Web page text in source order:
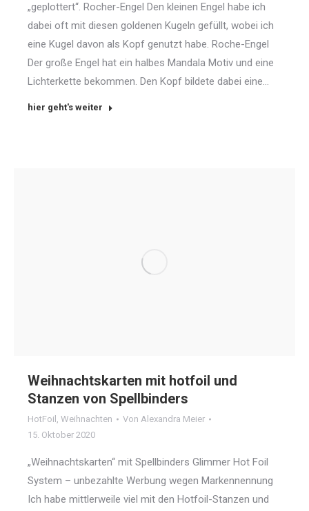
„geplottert“. Rocher-Engel Den kleinen Engel habe ich
dabei oft mit diesen goldenen Kugeln gefüllt, wobei ich
eine Kugel davon als Kopf genutzt habe. Roche-Engel
Der große Engel hat ein halbes Mandala Motiv und eine
Lichterkette bekommen. Den Kopf bildete dabei eine…
hier geht's weiter
Weihnachtskarten mit hotfoil und
Stanzen von Spellbinders
HotFoil , Weihnachten Von Alexandra Meier
15. Oktober 2020
„Weihnachtskarten“ mit Spellbinders Glimmer Hot Foil
System – unbezahlte Werbung wegen Markennennung
Ich habe mittlerweile viel mit den Hotfoil-Stanzen und